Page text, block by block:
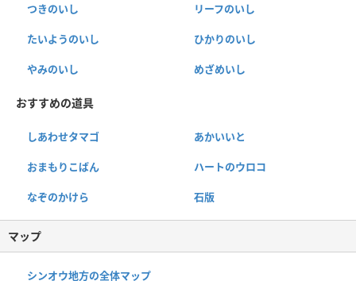
つきのいし リーフのいし
たいようのいし ひかりのいし
やみのいし めざめいし
おすすめの道具
しあわせタマゴ あかいいと
おまもりこばん ハートのウロコ
なぞのかけら 石版
マップ
シンオウ地方の全体マップ